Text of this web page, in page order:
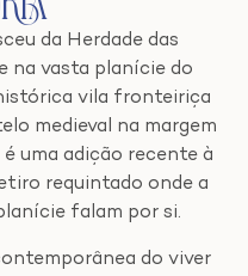
da Herdade das
na vasta planície do
vila fronteiriça
medieval na margem
uma adição recente à
requintado onde a
falam por si.
do viver